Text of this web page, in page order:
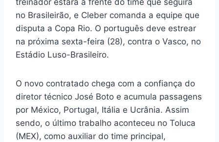
treinador estará à frente do time que seguirá
no Brasileirão, e Cleber comanda a equipe que
disputa a Copa Rio. O português deve estrear
na próxima sexta-feira (28), contra o Vasco, no
Estádio Luso-Brasileiro.
O novo contratado chega com a confiança do
diretor técnico José Boto e acumula passagens
por México, Portugal, Itália e Ucrânia. Assim
sendo, o último trabalho aconteceu no Toluca
(MEX), como auxiliar do time principal,